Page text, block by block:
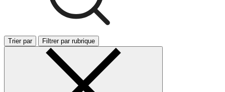
Trier par Filtrer par rubrique